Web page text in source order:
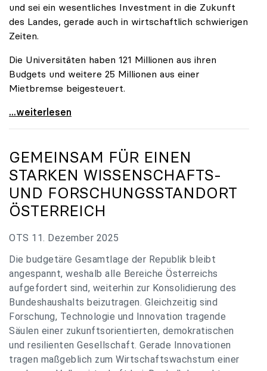
und sei ein wesentliches Investment in die Zukunft
des Landes, gerade auch in wirtschaftlich schwierigen
Zeiten.
Die Universitäten haben 121 Millionen aus ihren
Budgets und weitere 25 Millionen aus einer
Mietbremse beigesteuert.
„Verzögerung unverständlich“: Universitäten
...weiterlesen
GEMEINSAM FÜR EINEN
STARKEN WISSENSCHAFTS-
UND FORSCHUNGSSTANDORT
ÖSTERREICH
OTS 11. Dezember 2025
Die budgetäre Gesamtlage der Republik bleibt
angespannt, weshalb alle Bereiche Österreichs
aufgefordert sind, weiterhin zur Konsolidierung des
Bundeshaushalts beizutragen. Gleichzeitig sind
Forschung, Technologie und Innovation tragende
Säulen einer zukunftsorientierten, demokratischen
und resilienten Gesellschaft. Gerade Innovationen
tragen maßgeblich zum Wirtschaftswachstum einer